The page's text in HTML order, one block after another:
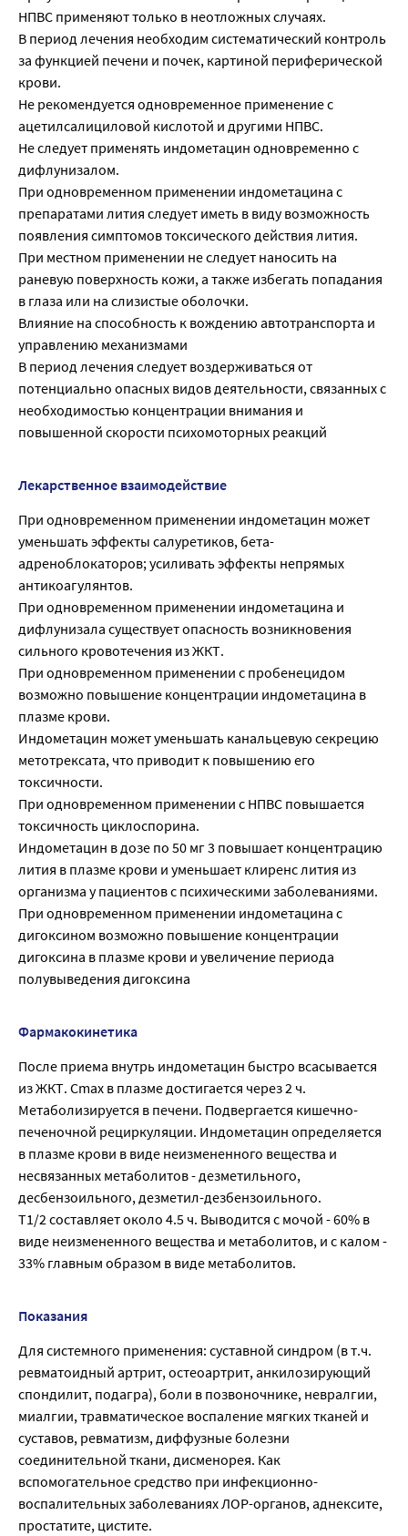
НПВС применяют только в неотложных случаях.
В период лечения необходим систематический контроль
за функцией печени и почек, картиной периферической
крови.
Не рекомендуется одновременное применение с
ацетилсалициловой кислотой и другими НПВС.
Не следует применять индометацин одновременно с
дифлунизалом.
При одновременном применении индометацина с
препаратами лития следует иметь в виду возможность
появления симптомов токсического действия лития.
При местном применении не следует наносить на
раневую поверхность кожи, а также избегать попадания
в глаза или на слизистые оболочки.
Влияние на способность к вождению автотранспорта и
управлению механизмами
В период лечения следует воздерживаться от
потенциально опасных видов деятельности, связанных с
необходимостью концентрации внимания и
повышенной скорости психомоторных реакций
Лекарственное взаимодействие
При одновременном применении индометацин может
уменьшать эффекты салуретиков, бета-
адреноблокаторов; усиливать эффекты непрямых
антикоагулянтов.
При одновременном применении индометацина и
дифлунизала существует опасность возникновения
сильного кровотечения из ЖКТ.
При одновременном применении с пробенецидом
возможно повышение концентрации индометацина в
плазме крови.
Индометацин может уменьшать канальцевую секрецию
метотрексата, что приводит к повышению его
токсичности.
При одновременном применении с НПВС повышается
токсичность циклоспорина.
Индометацин в дозе по 50 мг 3 повышает концентрацию
лития в плазме крови и уменьшает клиренс лития из
организма у пациентов с психическими заболеваниями.
При одновременном применении индометацина с
дигоксином возможно повышение концентрации
дигоксина в плазме крови и увеличение периода
полувыведения дигоксина
Фармакокинетика
После приема внутрь индометацин быстро всасывается
из ЖКТ. Cmax в плазме достигается через 2 ч.
Метаболизируется в печени. Подвергается кишечно-
печеночной рециркуляции. Индометацин определяется
в плазме крови в виде неизмененного вещества и
несвязанных метаболитов - дезметильного,
десбензоильного, дезметил-дезбензоильного.
T1/2 составляет около 4.5 ч. Выводится с мочой - 60% в
виде неизмененного вещества и метаболитов, и с калом -
33% главным образом в виде метаболитов.
Показания
Для системного применения: суставной синдром (в т.ч.
ревматоидный артрит, остеоартрит, анкилозирующий
спондилит, подагра), боли в позвоночнике, невралгии,
миалгии, травматическое воспаление мягких тканей и
суставов, ревматизм, диффузные болезни
соединительной ткани, дисменорея. Как
вспомогательное средство при инфекционно-
воспалительных заболеваниях ЛОР-органов, аднексите,
простатите, цистите.